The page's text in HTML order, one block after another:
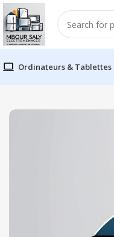
Ordinateurs & Tablettes